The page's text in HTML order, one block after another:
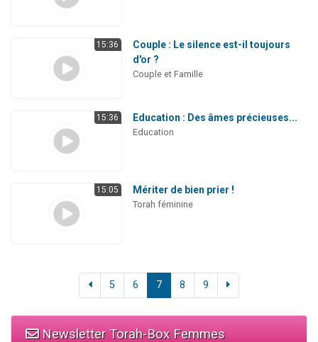
15:36
Couple : Le silence est-il toujours
d'or ?
Couple et Famille
15:36 Education : Des âmes précieuses...
Education
15:05 Mériter de bien prier !
Torah féminine
5 6 7 8 9
Newsletter Torah-Box Femmes